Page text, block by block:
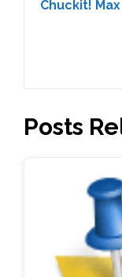
Chuckit!
Posts